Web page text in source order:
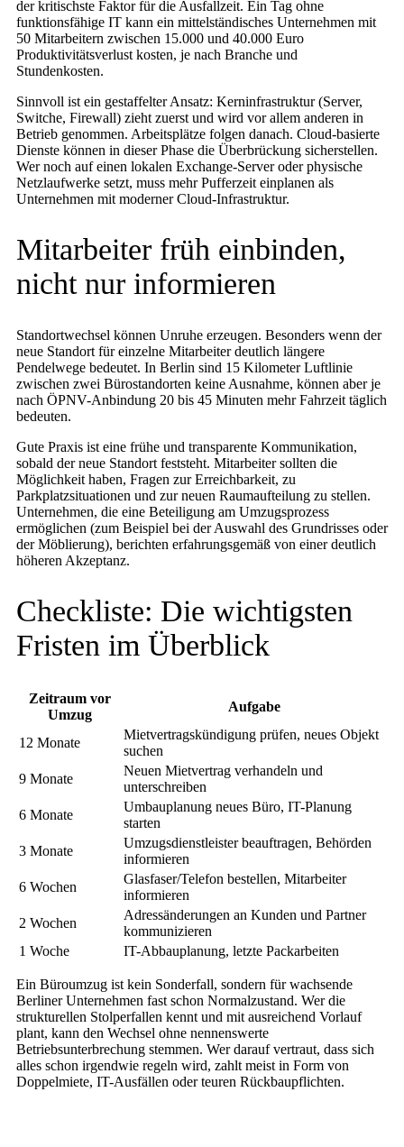
der kritischste Faktor für die Ausfallzeit. Ein Tag ohne
funktionsfähige IT kann ein mittelständisches Unternehmen mit
50 Mitarbeitern zwischen 15.000 und 40.000 Euro
Produktivitätsverlust kosten, je nach Branche und
Stundenkosten.
Sinnvoll ist ein gestaffelter Ansatz: Kerninfrastruktur (Server,
Switche, Firewall) zieht zuerst und wird vor allem anderen in
Betrieb genommen. Arbeitsplätze folgen danach. Cloud-basierte
Dienste können in dieser Phase die Überbrückung sicherstellen.
Wer noch auf einen lokalen Exchange-Server oder physische
Netzlaufwerke setzt, muss mehr Pufferzeit einplanen als
Unternehmen mit moderner Cloud-Infrastruktur.
Mitarbeiter früh einbinden,
nicht nur informieren
Standortwechsel können Unruhe erzeugen. Besonders wenn der
neue Standort für einzelne Mitarbeiter deutlich längere
Pendelwege bedeutet. In Berlin sind 15 Kilometer Luftlinie
zwischen zwei Bürostandorten keine Ausnahme, können aber je
nach ÖPNV-Anbindung 20 bis 45 Minuten mehr Fahrzeit täglich
bedeuten.
Gute Praxis ist eine frühe und transparente Kommunikation,
sobald der neue Standort feststeht. Mitarbeiter sollten die
Möglichkeit haben, Fragen zur Erreichbarkeit, zu
Parkplatzsituationen und zur neuen Raumaufteilung zu stellen.
Unternehmen, die eine Beteiligung am Umzugsprozess
ermöglichen (zum Beispiel bei der Auswahl des Grundrisses oder
der Möblierung), berichten erfahrungsgemäß von einer deutlich
höheren Akzeptanz.
Checkliste: Die wichtigsten
Fristen im Überblick
Zeitraum vor
Umzug
Aufgabe
12 Monate
Mietvertragskündigung prüfen, neues Objekt
suchen
9 Monate
Neuen Mietvertrag verhandeln und
unterschreiben
6 Monate
Umbauplanung neues Büro, IT-Planung
starten
3 Monate
Umzugsdienstleister beauftragen, Behörden
informieren
6 Wochen
Glasfaser/Telefon bestellen, Mitarbeiter
informieren
2 Wochen
Adressänderungen an Kunden und Partner
kommunizieren
1 Woche
IT-Abbauplanung, letzte Packarbeiten
Ein Büroumzug ist kein Sonderfall, sondern für wachsende
Berliner Unternehmen fast schon Normalzustand. Wer die
strukturellen Stolperfallen kennt und mit ausreichend Vorlauf
plant, kann den Wechsel ohne nennenswerte
Betriebsunterbrechung stemmen. Wer darauf vertraut, dass sich
alles schon irgendwie regeln wird, zahlt meist in Form von
Doppelmiete, IT-Ausfällen oder teuren Rückbaupflichten.